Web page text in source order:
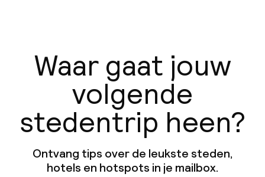
Waar gaat jouw
volgende
stedentrip heen?
Ontvang tips over de leukste steden,
hotels en hotspots in je mailbox.